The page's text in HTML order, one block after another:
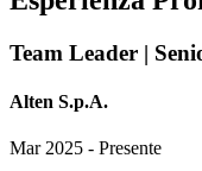
Team Leader |
Alten S.p.A.
Mar 2025 - Presente